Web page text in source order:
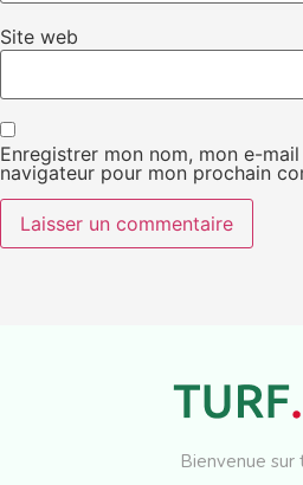
Site web
Enregistrer mon nom, mon e-
navigateur pour mon prochain
Bienvenue sur